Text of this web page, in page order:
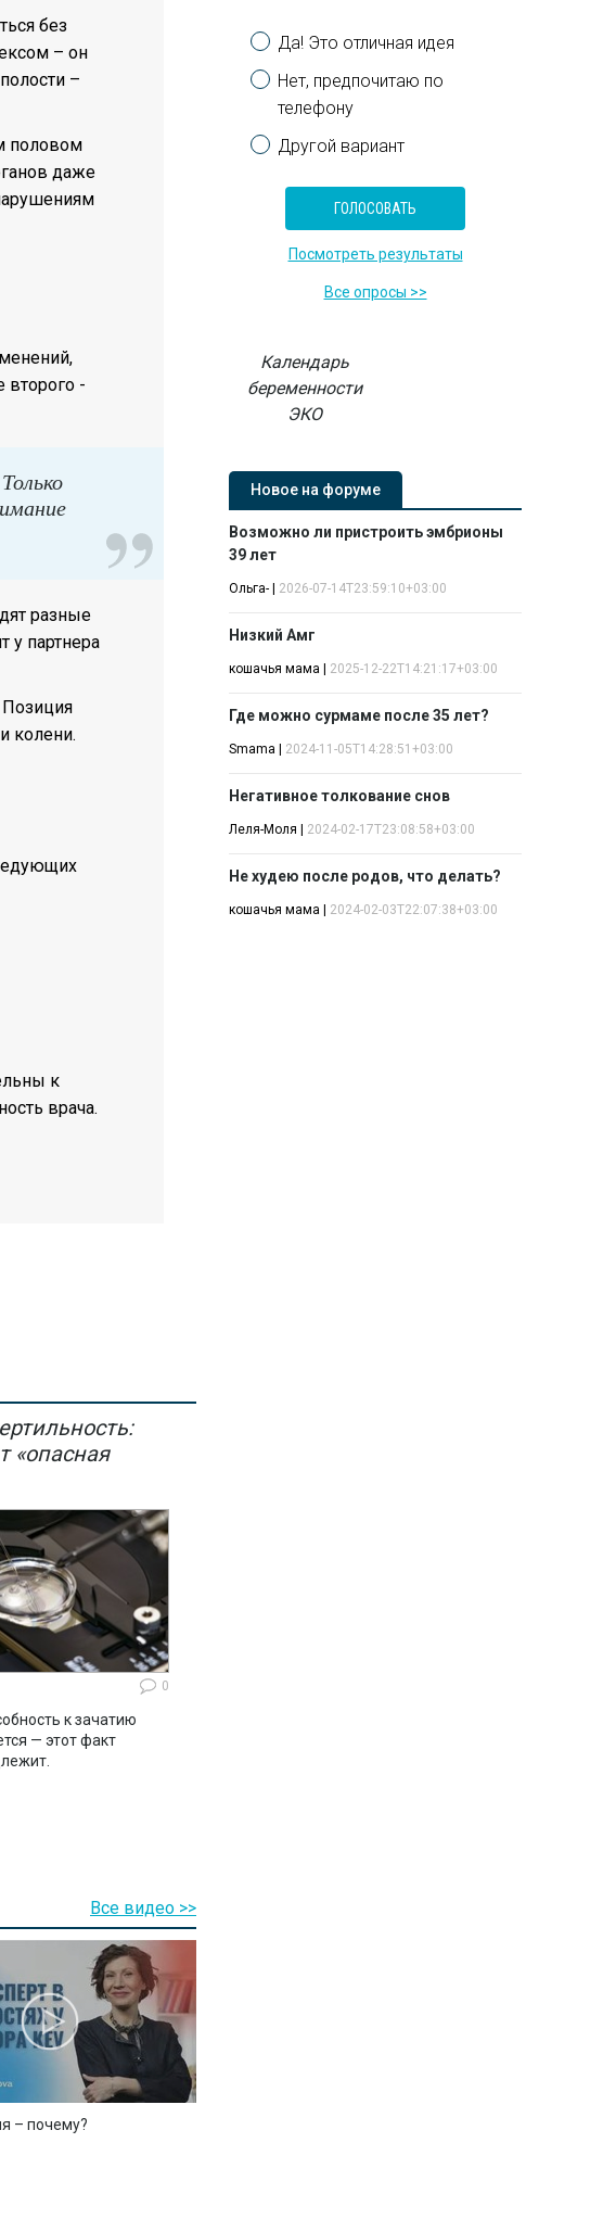
без
– он
–
половом
даже
второго -
разные
у партнера
Позиция
колени.
к
врача.
«опасная
0
к зачатию
— этот факт
Варианты
Да! Это отличная идея
Нет, предпочитаю по
телефону
Другой вариант
Посмотреть результаты
Все опросы >>
Календарь
беременности
ЭКО
Новое на форуме
Возможно ли пристроить эмбрионы
39 лет
Ольга- 2026-07-14T23:59:10+03:00
Низкий Амг
кошачья мама 2025-12-22T14:21:17+03:00
Где можно сурмаме после 35 лет?
Smama 2024-11-05T14:28:51+03:00
Негативное толкование снов
Леля-Моля 2024-02-17T23:08:58+03:00
Не худею после родов, что делать?
кошачья мама 2024-02-03T22:07:38+03:00
– почему?
Все видео >>